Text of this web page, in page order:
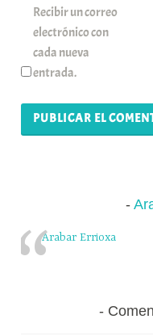
Recibir un correo
electrónico con
cada nueva
entrada.
Arabar Errioxa